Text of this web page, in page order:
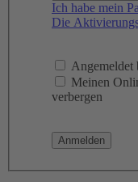
Ich habe mein
Die
Angemeldet
Meinen
verbergen